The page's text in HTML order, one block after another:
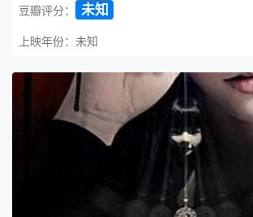
豆瓣评分： 未知
上映年份：未知